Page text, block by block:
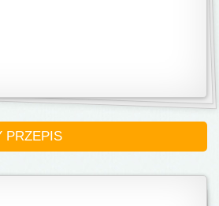
PRZEPIS